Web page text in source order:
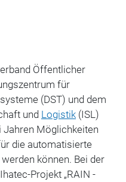
Öffentlicher
für
(DST) und dem
und Logistik(ISL)
Möglichkeiten
die automatisierte
können. Bei der
Projekt „RAIN -